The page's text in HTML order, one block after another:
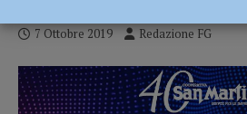
7 Ottobre 2019 Redazione FG